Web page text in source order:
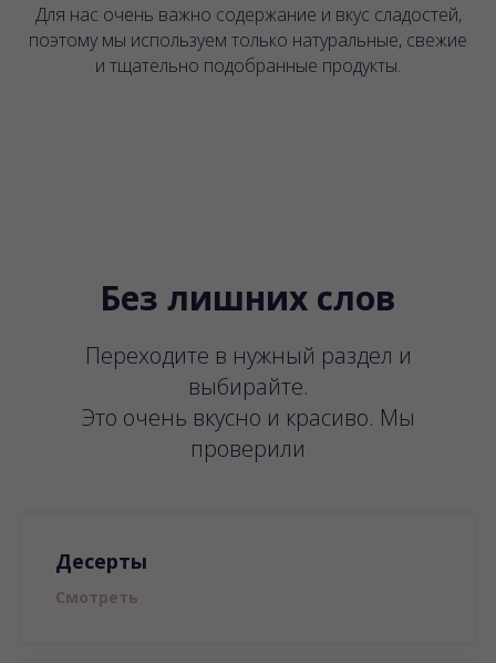
Для нас очень важно содержание и вкус сладостей,
поэтому мы используем только натуральные, свежие
и тщательно подобранные продукты.
Без лишних слов
Переходите в нужный раздел и
выбирайте.
Это очень вкусно и красиво. Мы
проверили
Десерты
Смотреть